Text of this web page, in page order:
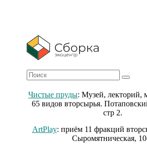
Чистые пруды: Музей, лекторий,
65 видов вторсырья.
стр 2.
ArtPlay: приём 11 фракций
Сыромятническая,